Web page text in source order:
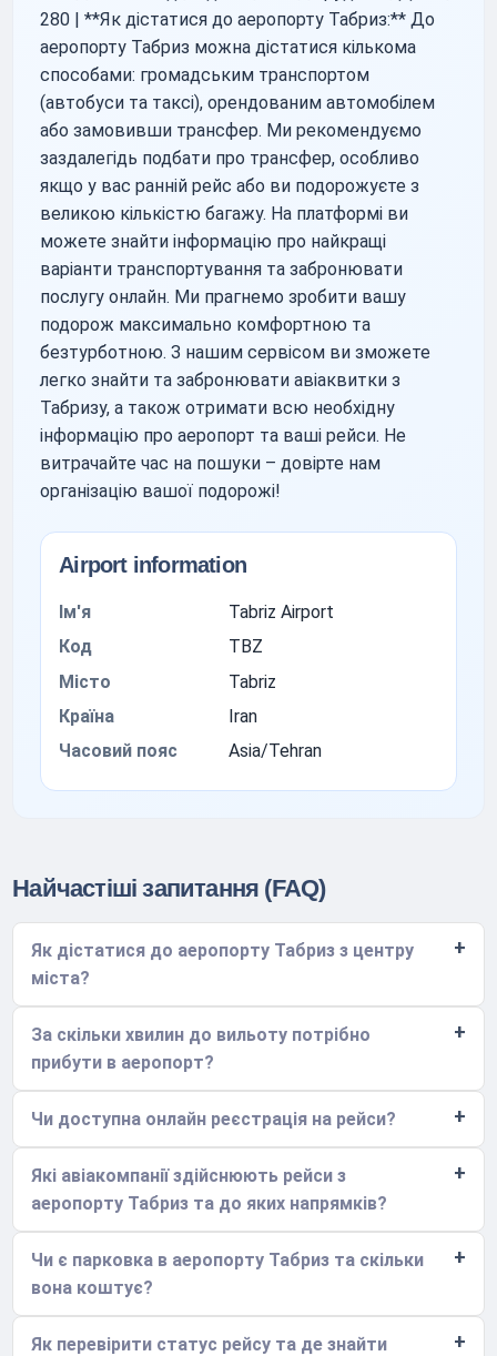
280 | **Як дістатися до аеропорту Табриз:** До
аеропорту Табриз можна дістатися кількома
способами: громадським транспортом
(автобуси та таксі), орендованим автомобілем
або замовивши трансфер. Ми рекомендуємо
заздалегідь подбати про трансфер, особливо
якщо у вас ранній рейс або ви подорожуєте з
великою кількістю багажу. На платформі ви
можете знайти інформацію про найкращі
варіанти транспортування та забронювати
послугу онлайн. Ми прагнемо зробити вашу
подорож максимально комфортною та
безтурботною. З нашим сервісом ви зможете
легко знайти та забронювати авіаквитки з
Табризу, а також отримати всю необхідну
інформацію про аеропорт та ваші рейси. Не
витрачайте час на пошуки – довірте нам
організацію вашої подорожі!
Airport information
Ім'я
Tabriz Airport
Код
TBZ
Місто
Tabriz
Країна
Iran
Часовий пояс
Asia/Tehran
Найчастіші запитання (FAQ)
Як дістатися до аеропорту Табриз з центру
міста?
За скільки хвилин до вильоту потрібно
прибути в аеропорт?
Чи доступна онлайн реєстрація на рейси?
Які авіакомпанії здійснюють рейси з
аеропорту Табриз та до яких напрямків?
Чи є парковка в аеропорту Табриз та скільки
вона коштує?
Як перевірити статус рейсу та де знайти